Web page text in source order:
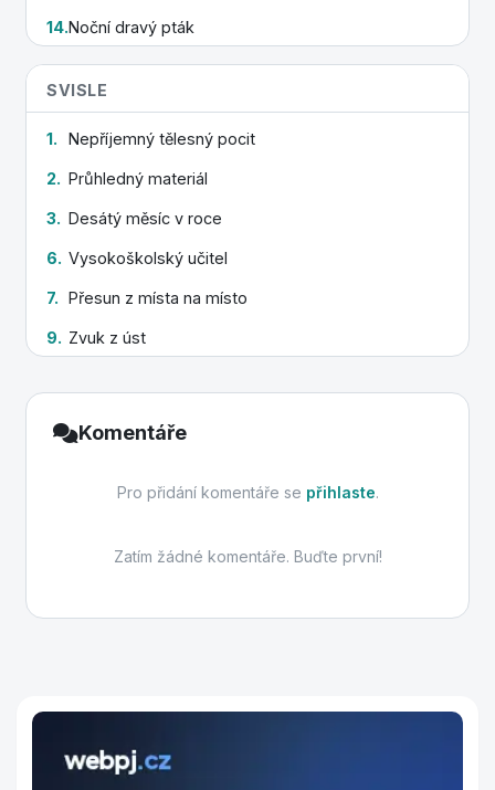
14.Noční dravý pták
15.Zeleninový pokrm
17. Herecká postava
SVISLE
1. Nepříjemný tělesný pocit
2. Průhledný materiál
3. Desátý měsíc v roce
6. Vysokoškolský učitel
7. Přesun z místa na místo
9. Zvuk z úst
Hrací balíček
Komentáře
Pro přidání komentáře se přihlaste.
Zatím žádné komentáře. Buďte první!